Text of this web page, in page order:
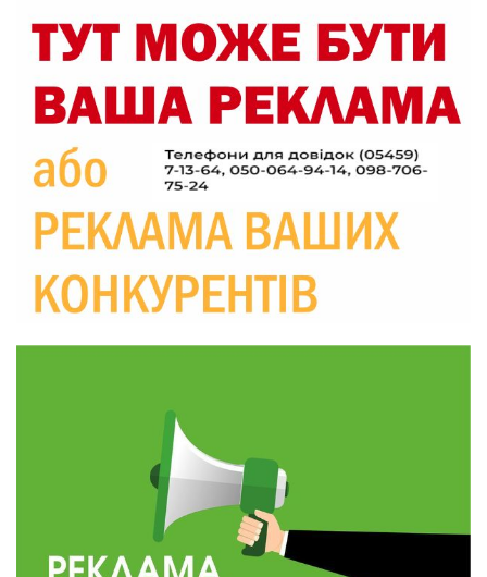
18:39
04 сер
«КОЛО НЕЗЛАМНИХ»: як діти та ветерани
разом створюють унікальний телепроєкт
09:52
Родина Степаненків: від квітучого
30 лип
Пишіть листи самому собі, або як уникнути
маніпуляційбез конфліктів
19:29
30 лип
«Все закінчиться, приїду й одружуся…»: Пам’яті
26-річного Захисника Богдана Ємця (ВІДЕО)
20:06
Паливо по 100 грн та ризик дефіциту: чому в
Житлові сертифікати, підготовка до зими та
підтримка ВПО: підсумки засідання виконкому
Краснопільської селищної ради
Валентина Масалітіна: «Нас тримає віра в
Перемогу і повернення додому»